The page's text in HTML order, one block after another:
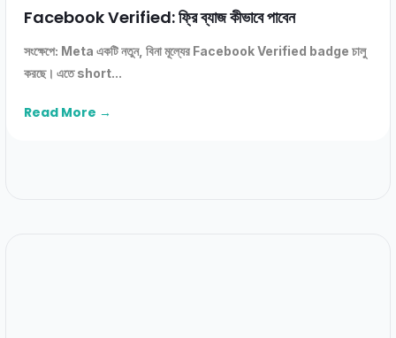
Facebook Verified: ফ্রি ব্যাজ কীভাবে পাবেন
সংক্ষেপে: Meta একটি নতুন, বিনা মূল্যের Facebook Verified badge চালু
করছে। এতে short...
Read More →